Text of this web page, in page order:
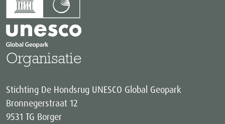
Organisatie
Stichting De Hondsrug UNESCO Global Geopark
Bronnegerstraat 12
9531 TG Borger